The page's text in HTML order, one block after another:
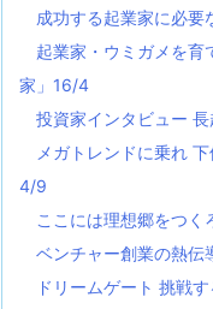
成功する起業家に必要
起業家・ウミガメを育
家」16/4
投資家インタビュー
メガトレンドに乗れ
4/9
ここには理想郷をつ
ベンチャー創業の熱伝
ドリームゲート 挑戦